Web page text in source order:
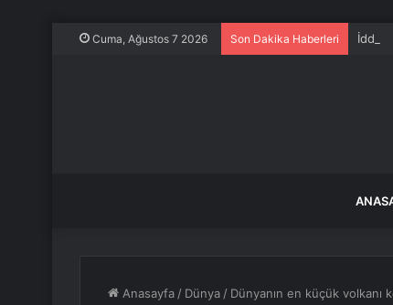
Cuma, Ağustos 7 2026 Son Dakika Haberleri
Anasayfa / Dünya / Dünyanın en küçük